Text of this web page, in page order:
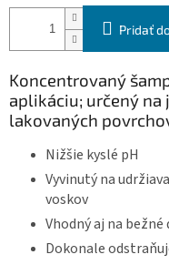
Pridať
Koncentrovaný
aplikáciu; určený na
lakovaných
Nižšie kyslé pH
Vyvinutý na
voskov
Vhodný aj na
Dokonale